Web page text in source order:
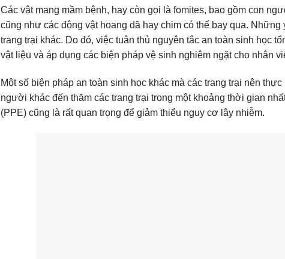
Các vật mang mầm bệnh, hay còn gọi là fomites, bao gồm con
cũng như các động vật hoang dã hay chim có thể bay qua.
trang trại khác. Do đó, việc tuân thủ nguyên tắc an toàn sinh học
vật liệu và áp dụng các biện pháp vệ sinh nghiêm ngặt cho nhân
Một số biện pháp an toàn sinh học khác mà các trang trại nên
người khác đến thăm các trang trại trong một khoảng thời gian
(PPE) cũng là rất quan trọng để giảm thiểu nguy cơ lây nhiễm.